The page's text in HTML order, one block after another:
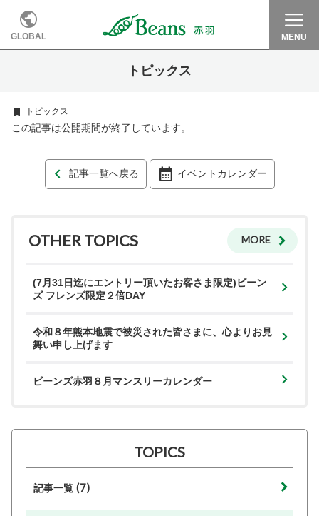
GLOBAL MENU
トピックス
トピックス
この記事は公開期間が終了しています。
記事一覧へ戻る イベントカレンダー
OTHER TOPICS MORE
(7月31日迄にエントリー頂いたお客さま限定)ビーン
ズ フレンズ限定２倍DAY
令和８年熊本地震で被災された皆さまに、心よりお見
舞い申し上げます
ビーンズ赤羽８月マンスリーカレンダー
TOPICS
記事一覧 (7)